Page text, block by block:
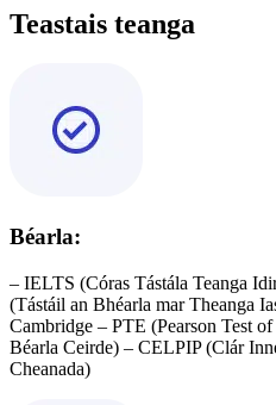
Teastais teanga
Béarla:
– IELTS (Córas Tástála Teanga
(Tástáil an Bhéarla mar Theanga
Cambridge – PTE (Pearson Test
Béarla Ceirde) – CELPIP (Clár
Cheanada)